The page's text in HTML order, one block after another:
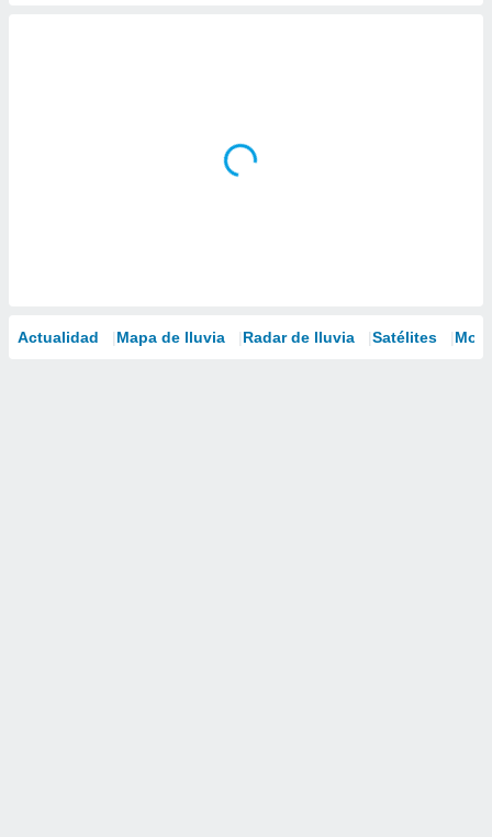
Actualidad Mapa de lluvia Radar de lluvia Satélites